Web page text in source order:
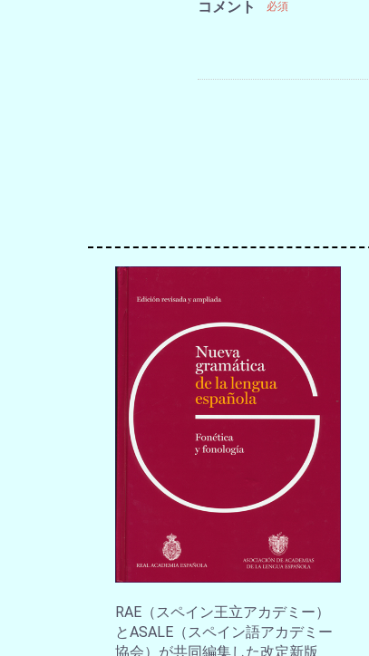
コメント 必須
RAE（スペイン王立アカデミー）
とASALE（スペイン語アカデミー
協会）が共同編集した改定新版